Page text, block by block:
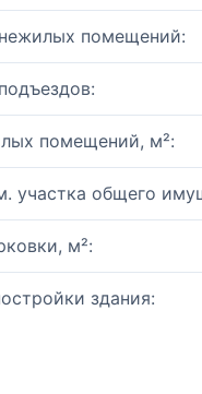
помещений:
помещений, м²:
участка общего
м²:
здания: